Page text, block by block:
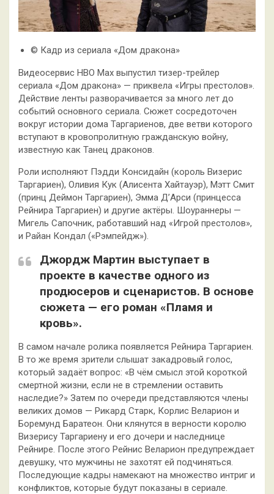
© Кадр из сериала «Дом дракона»
Видеосервис HBO Max выпустил тизер-трейлер
сериала «Дом дракона» — приквела «Игры престолов».
Действие ленты разворачивается за много лет до
событий основного сериала. Сюжет сосредоточен
вокруг истории дома Таргариенов, две ветви которого
вступают в кровопролитную гражданскую войну,
известную как Танец драконов.
Роли исполняют Пэдди Консидайн (король Визерис
Таргариен), Оливия Кук (Алисента Хайтауэр), Мэтт Смит
(принц Деймон Таргариен), Эмма Д’Арси (принцесса
Рейнира Таргариен) и другие актёры. Шоураннеры —
Мигель Сапочник, работавший над «Игрой престолов»,
и Райан Кондал («Рэмпейдж»).
Джордж Мартин выступает в
проекте в качестве одного из
продюсеров и сценаристов. В основе
сюжета — его роман «Пламя и
кровь».
В самом начале ролика появляется Рейнира Таргариен.
В то же время зрители слышат закадровый голос,
который задаёт вопрос: «В чём смысл этой короткой
смертной жизни, если не в стремлении оставить
наследие?» Затем по очереди представляются члены
великих домов — Рикард Старк, Корлис Веларион и
Боремунд Баратеон. Они клянутся в верности королю
Визерису Таргариену и его дочери и наследнице
Рейнире. После этого Рейнис Веларион предупреждает
девушку, что мужчины не захотят ей подчиняться.
Последующие кадры намекают на множество интриг и
конфликтов, которые будут показаны в сериале.